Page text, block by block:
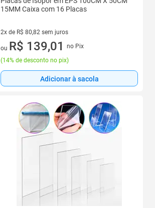
15MM Caixa com 16 Placas
2x de R$ 80,82 sem juros
2 vez de R$ 80,82 sem juros
ou R$ 139,01
no Pix
(14% de desconto no pix)
Adicionar à sacola